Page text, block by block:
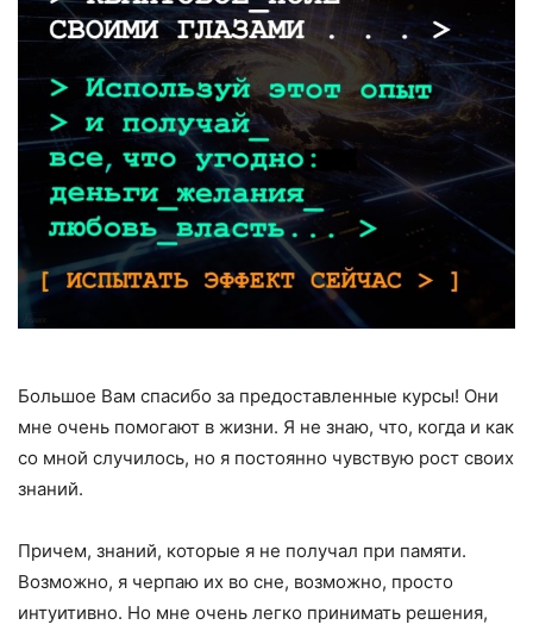
Большое Вам спасибо за предоставленные курсы! Они
мне очень помогают в жизни. Я не знаю, что, когда и как
со мной случилось, но я постоянно чувствую рост своих
знаний.
Причем, знаний, которые я не получал при памяти.
Возможно, я черпаю их во сне, возможно, просто
интуитивно. Но мне очень легко принимать решения,